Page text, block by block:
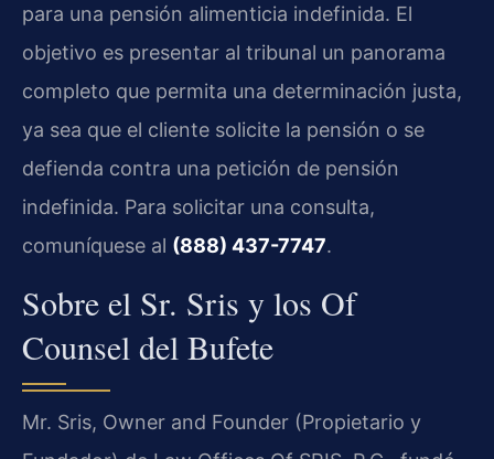
para una pensión alimenticia indefinida. El
objetivo es presentar al tribunal un panorama
completo que permita una determinación justa,
ya sea que el cliente solicite la pensión o se
defienda contra una petición de pensión
indefinida. Para solicitar una consulta,
comuníquese al (888) 437-7747.
Sobre el Sr. Sris y los Of
Counsel del Bufete
Mr. Sris, Owner and Founder (Propietario y